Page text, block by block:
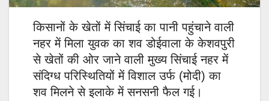
किसानों के खेतों में सिंचाई का पानी पहुंचाने वाली
नहर में मिला युवक का शव डोईवाला के केशवपुरी
से खेतों की ओर जाने वाली मुख्य सिंचाई नहर में
संदिग्ध परिस्थितियों में विशाल उर्फ ​​(मोदी) का
शव मिलने से इलाके में सनसनी फैल गई।